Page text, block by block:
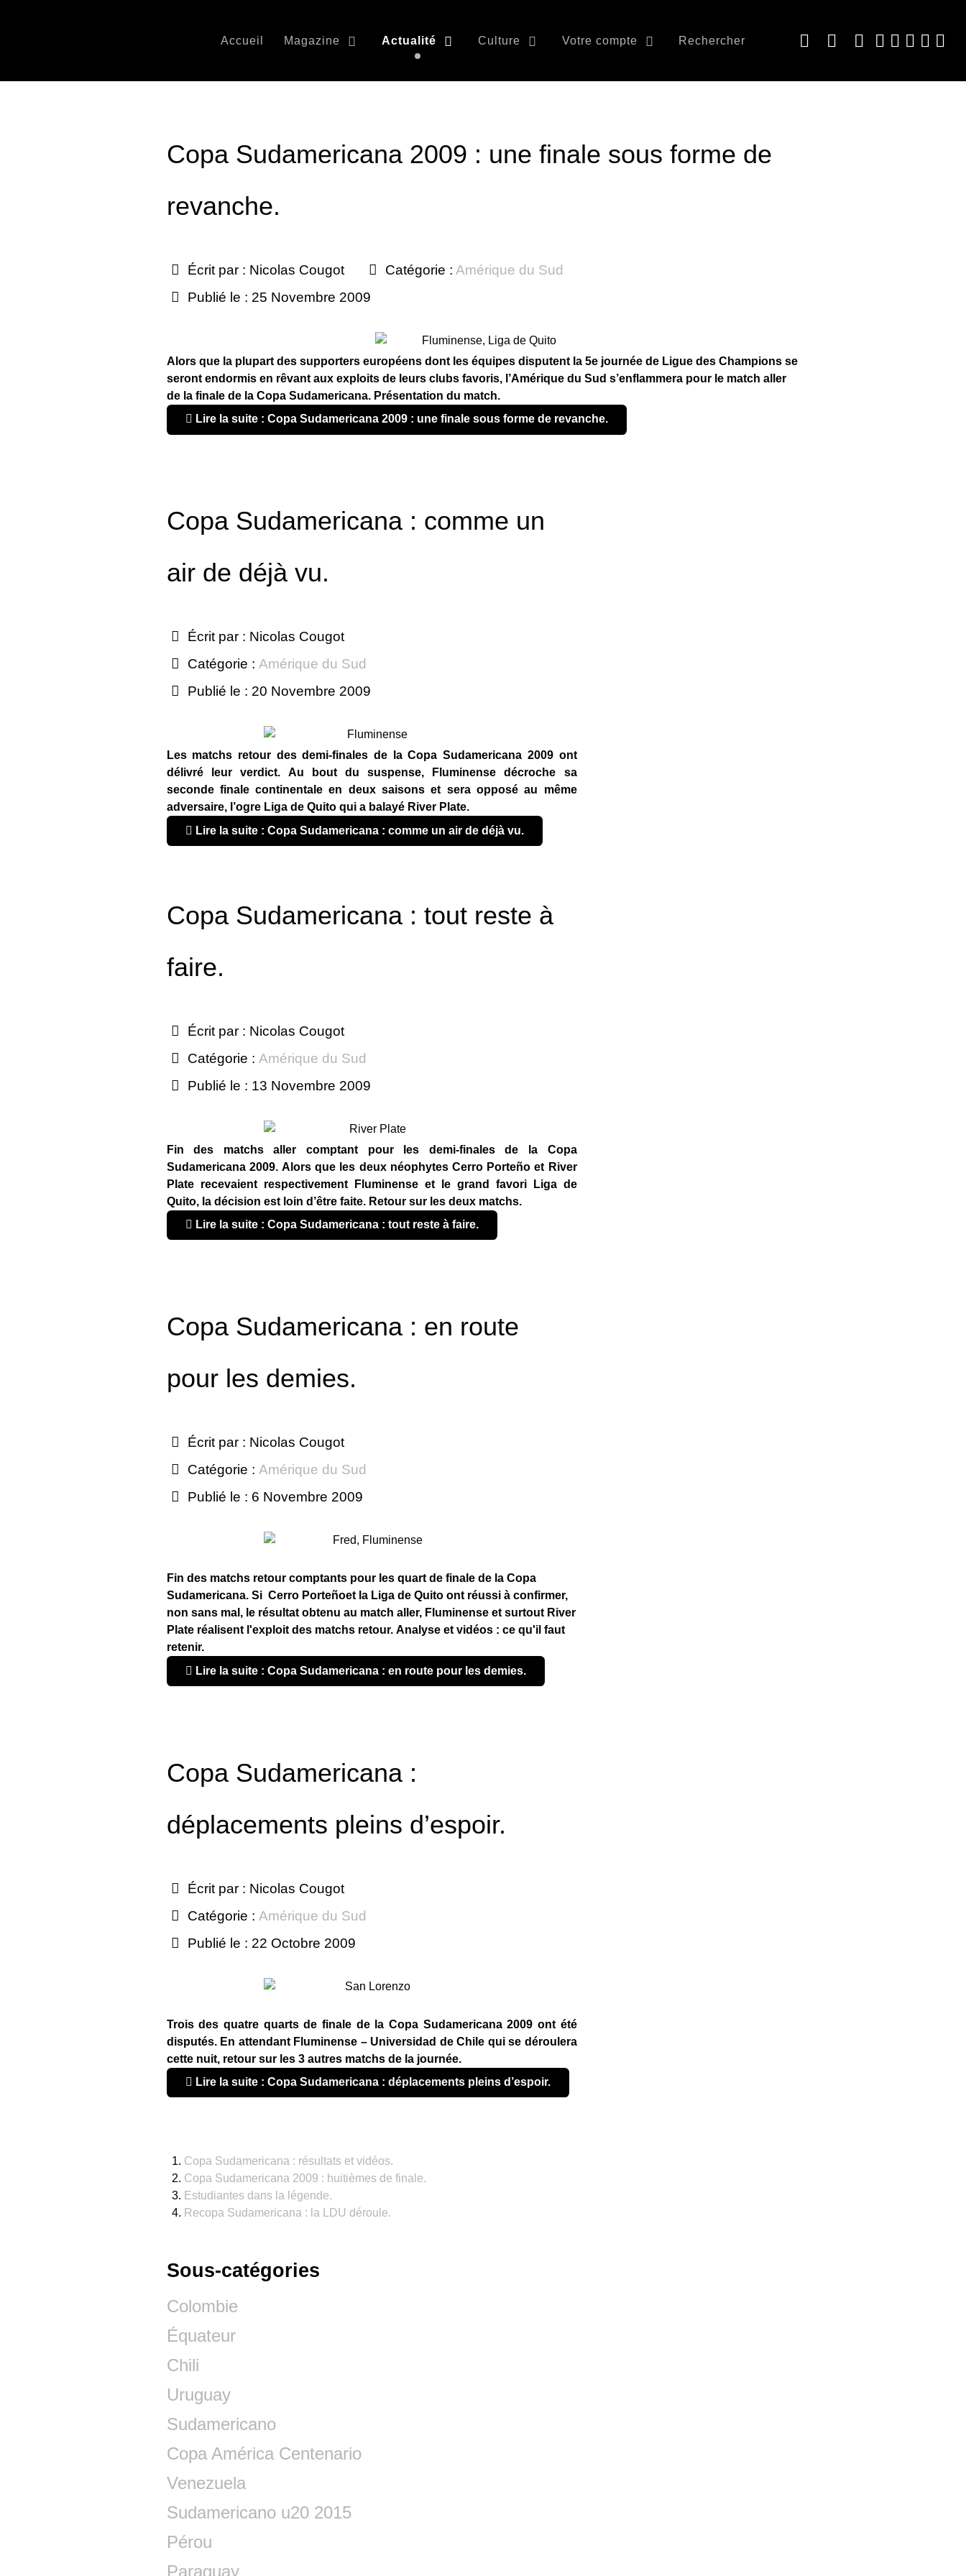
Accueil Magazine Actualité Culture Votre compte Rechercher
Copa Sudamericana 2009 : une finale sous forme de
revanche.
Écrit par : Nicolas Cougot Catégorie : Amérique du Sud
Publié le : 25 Novembre 2009
Alors que la plupart des supporters européens dont les équipes disputent la 5e journée de Ligue des Champions se
seront endormis en rêvant aux exploits de leurs clubs favoris, l’Amérique du Sud s’enflammera pour le match aller
de la finale de la Copa Sudamericana. Présentation du match.
Lire la suite : Copa Sudamericana 2009 : une finale sous forme de revanche.
Copa Sudamericana : comme un
air de déjà vu.
Écrit par : Nicolas Cougot
Catégorie : Amérique du Sud
Publié le : 20 Novembre 2009
Les matchs retour des demi-finales de la Copa Sudamericana 2009 ont
délivré leur verdict. Au bout du suspense, Fluminense décroche sa
seconde finale continentale en deux saisons et sera opposé au même
adversaire, l’ogre Liga de Quito qui a balayé River Plate.
Lire la suite : Copa Sudamericana : comme un air de déjà vu.
Copa Sudamericana : tout reste à
faire.
Écrit par : Nicolas Cougot
Catégorie : Amérique du Sud
Publié le : 13 Novembre 2009
Fin des matchs aller comptant pour les demi-finales de la Copa
Sudamericana 2009. Alors que les deux néophytes Cerro Porteño et River
Plate recevaient respectivement Fluminense et le grand favori Liga de
Quito, la décision est loin d’être faite. Retour sur les deux matchs.
Lire la suite : Copa Sudamericana : tout reste à faire.
Copa Sudamericana : en route
pour les demies.
Écrit par : Nicolas Cougot
Catégorie : Amérique du Sud
Publié le : 6 Novembre 2009
Fin des matchs retour comptants pour les quart de finale de la Copa
Sudamericana. Si Cerro Porteñoet la Liga de Quito ont réussi à confirmer,
non sans mal, le résultat obtenu au match aller, Fluminense et surtout River
Plate réalisent l'exploit des matchs retour. Analyse et vidéos : ce qu'il faut
retenir.
Lire la suite : Copa Sudamericana : en route pour les demies.
Copa Sudamericana :
déplacements pleins d’espoir.
Écrit par : Nicolas Cougot
Catégorie : Amérique du Sud
Publié le : 22 Octobre 2009
Trois des quatre quarts de finale de la Copa Sudamericana 2009 ont été
disputés. En attendant Fluminense – Universidad de Chile qui se déroulera
cette nuit, retour sur les 3 autres matchs de la journée.
Lire la suite : Copa Sudamericana : déplacements pleins d’espoir.
Copa Sudamericana : résultats et vidéos.
Copa Sudamericana 2009 : huitièmes de finale.
Estudiantes dans la légende.
Recopa Sudamericana : la LDU déroule.
Sous-catégories
Colombie
Équateur
Chili
Uruguay
Sudamericano
Copa América Centenario
Venezuela
Sudamericano u20 2015
Pérou
Paraguay